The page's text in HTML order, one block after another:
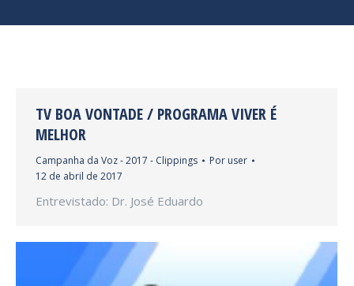
TV BOA VONTADE / PROGRAMA VIVER É
MELHOR
Campanha da Voz - 2017 - Clippings Por user
12 de abril de 2017
Entrevistado: Dr. José Eduardo